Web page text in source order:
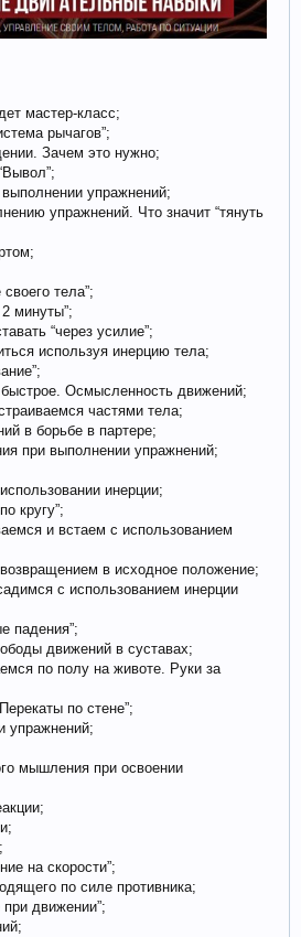
мастер-класс;
рычагов”;
Зачем это нужно;
упражнений;
упражнений. Что значит “тянуть
тела”;
минуты”;
“через усилие”;
используя инерцию тела;
Осмысленность движений;
частями тела;
в борьбе в партере;
при выполнении упражнений;
инерции;
кругу”;
и встаем с использованием
в исходное положение;
с использованием инерции
падения”;
движений в суставах;
по полу на животе. Руки за
по стене”;
упражнений;
мышления при освоении
на скорости”;
по силе противника;
движении”;